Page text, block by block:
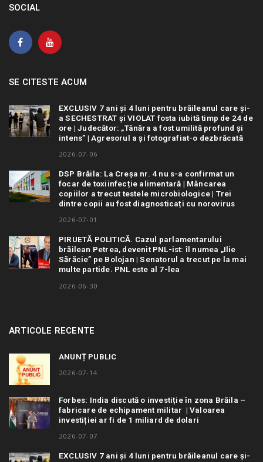
SOCIAL
SE CITESTE ACUM
EXCLUSIV 7 ani și 4 luni pentru brăileanul care și-
a SECHESTRAT și VIOLAT fosta iubită timp de 24 de
ore | Judecător: „Tânăra a fost umilită profund și
intens” | Agresorul a și fotografiat-o dezbrăcată
2026-07-06
DSP Brăila: La Creșa nr. 4 nu s-a confirmat un
focar de toxiinfecție alimentară | Mâncarea
copiilor a trecut testele microbiologice | Trei
dintre copii au fost diagnosticați cu norovirus
2026-07-01
PIRUETĂ POLITICĂ. Cazul parlamentarului
brăilean Petrea, devenit PNL-ist: îl numea „Ilie
Sărăcie” pe Bolojan | Senatorul a trecut pe la mai
multe partide. PNL este al 7-lea
2026-06-30
ARTICOLE RECENTE
ANUNȚ PUBLIC
2026-07-14
Forbes: India discută o investiție în zona Brăila –
fabricare de echipament militar | Valoarea
investiției ar fi de 1 miliard de dolari
2026-07-07
EXCLUSIV 7 ani și 4 luni pentru brăileanul care și-